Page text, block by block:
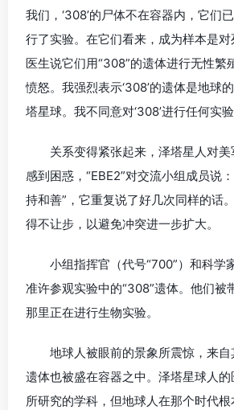
我们，‘308’的尸体不在容器内，它们
行了实验。在它们看来，成为样本是
医生说它们用“308”的遗体进行无性繁
愤怒。我强烈表示‘308’的遗体是地球
塔星球。我不同意对‘308’进行任何实
关系变得紧张起来，泽塔星人对
感到困惑，“EBE2”对交流小组成员说
持和善”，它重复说了好几次同样的话
得不让步，以避免冲突进一步扩大。
小组指挥官（代号“700”）和科学
准许参观实验中的“308”遗体。他们被
那里正在进行生物实验。
地球人被眼前的景象所震惊，来
遗体也被盛在容器之中。泽塔星球人
所研究的学科，但地球人在那个时代根